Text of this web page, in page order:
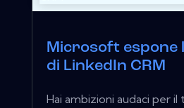
Microsoft espone
di LinkedIn CRM
Hai ambizioni audaci per